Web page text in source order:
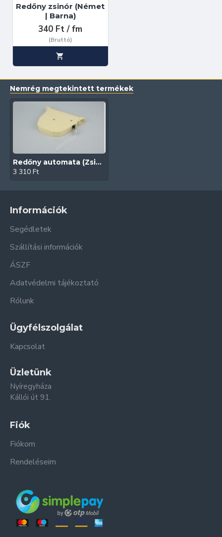
Redőny zsinór (Német
| Barna)
340 Ft / fm
(Bruttó)
Nemrég megtekintett termékek
Redőny automata (Zsinóros | Bézs)
3 310 Ft
Információk
Segédletek
Szállítási információk
ÁSZF
Adatvédelmi tájékoztató
Rólunk
Ügyfélszolgálat
Kapcsolat
Üzletünk
Nyíregyháza
Kállói út 91.
Fiók
Fiókom
Rendeléseim